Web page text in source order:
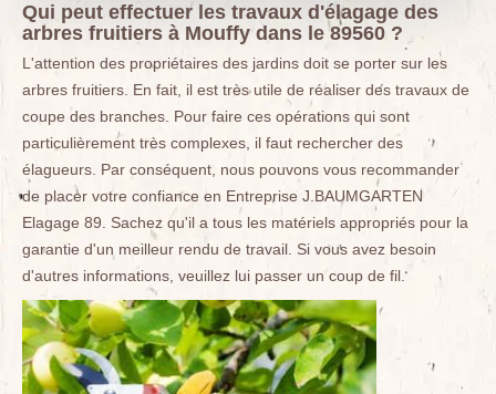
Qui peut effectuer les travaux d'élagage des
arbres fruitiers à Mouffy dans le 89560 ?
L'attention des propriétaires des jardins doit se porter sur les
arbres fruitiers. En fait, il est très utile de réaliser des travaux de
coupe des branches. Pour faire ces opérations qui sont
particulièrement très complexes, il faut rechercher des
élagueurs. Par conséquent, nous pouvons vous recommander
de placer votre confiance en Entreprise J.BAUMGARTEN
Elagage 89. Sachez qu'il a tous les matériels appropriés pour la
garantie d'un meilleur rendu de travail. Si vous avez besoin
d'autres informations, veuillez lui passer un coup de fil.